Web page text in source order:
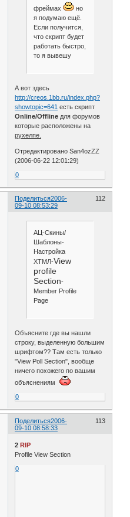
фреймах
но
я подумаю ещё.
Если получится,
что скрипт будет
работать быстро,
то я вывешу
А вот здесь
http://creos.1bb.ru/index.php?
showtopic=641 есть скрипт
Online/Offline для форумов
которые расположены на
рухелпе.
Отредактировано San4ozZZ
(2006-06-22 12:01:29)
0
Поделиться 112
2006-
09-10 08:53:29
АЦ-Скины/
Шаблоны-
Настройка
ХТМЛ-View
profile
Section-
Member Profile
Page
Объясните где вы нашли
строку, выделенную большим
шрифтом?? Там есть только
"View Poll Section", вообще
ничего похожего по вашим
объяснениям
0
Поделиться 113
2006-
09-10 08:58:33
2RIP
Profile View Section
0